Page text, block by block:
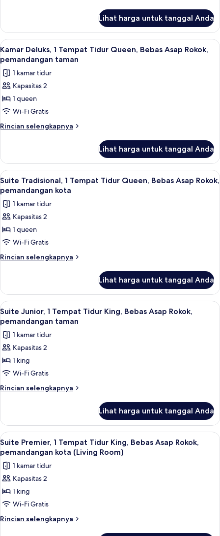
Bebas
Asap
Rokok,
pemandangan
kota
Kamar
Deluks,
1
Tempat
Tidur
Queen,
Bebas
Rokok,
pemandangan
Lihat harga untuk tanggal Anda
Lihat
semua
foto
untuk
Kamar
Deluks,
1
Tempat
Bebas
Asap
Rokok,
pemandangan
taman
Kamar Deluks, 1 Tempat Tidur
6
Kamar Deluks, 1 Tempat Tidur Queen, Bebas Asap Rokok,
pemandangan taman
1 kamar tidur
Kapasitas 2
1 queen
Wi-Fi Gratis
Rincian selengkapnya
Rincian
Kamar
Deluks,
1
Tempat
Tidur
Queen,
Bebas
Rokok,
pemandangan
Lihat harga untuk tanggal Anda
Lihat
semua
foto
untuk
Suite
Tradisional,
1
Tempat
Bebas
Asap
Rokok,
pemandangan
kota
Suite Tradisional, 1 Tempat Tidur
4
Suite Tradisional, 1 Tempat Tidur Queen, Bebas Asap Rokok,
pemandangan kota
1 kamar tidur
Kapasitas 2
1 queen
Wi-Fi Gratis
Rincian selengkapnya
Rincian
Suite
Tradisional,
1
Tempat
Tidur
Queen,
Bebas
Rokok,
pemandangan
Lihat harga untuk tanggal Anda
Lihat
semua
foto
untuk
Suite
Junior,
1
Tempat
Bebas
Asap
Rokok,
pemandangan
taman
Suite Junior, 1 Tempat Tidur King,
7
Suite Junior, 1 Tempat Tidur King, Bebas Asap Rokok,
pemandangan taman
1 kamar tidur
Kapasitas 2
1 king
Wi-Fi Gratis
Rincian selengkapnya
Rincian
Suite
Junior,
1
Tempat
Tidur
King,
Bebas
Rokok,
pemandangan
Lihat harga untuk tanggal Anda
Lihat
semua
foto
untuk
Suite
Premier,
1
Tempat
Seprai premium, isi minibar gratis,
3
Suite Premier, 1 Tempat Tidur King, Bebas Asap Rokok,
pemandangan kota (Living Room)
1 kamar tidur
Kapasitas 2
1 king
Wi-Fi Gratis
Rincian selengkapnya
Rincian